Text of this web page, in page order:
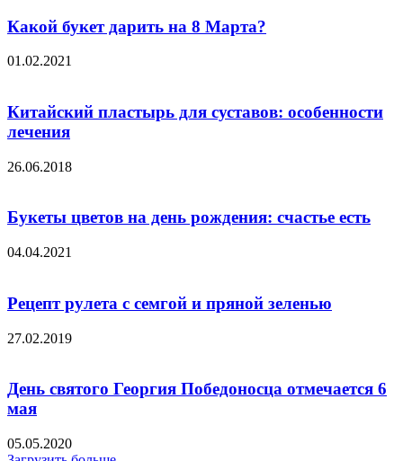
Какой букет дарить на 8 Марта?
01.02.2021
Китайский пластырь для суставов: особенности
лечения
26.06.2018
Букеты цветов на день рождения: счастье есть
04.04.2021
Рецепт рулета с семгой и пряной зеленью
27.02.2019
День святого Георгия Победоносца отмечается 6
мая
05.05.2020